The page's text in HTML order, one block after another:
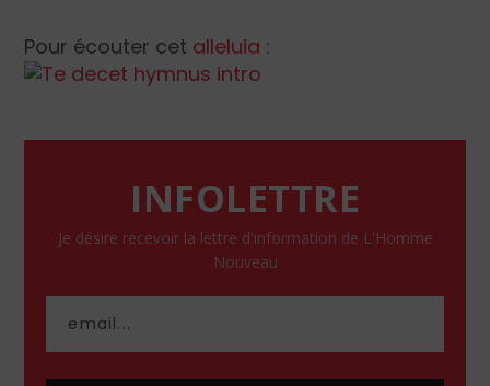
Pour écouter cet alleluia :
INFOLETTRE
Je désire recevoir la lettre d'information de L'Homme
Nouveau